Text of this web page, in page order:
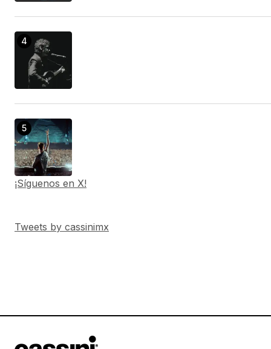
¡Síguenos en X!
Tweets by cassinimx